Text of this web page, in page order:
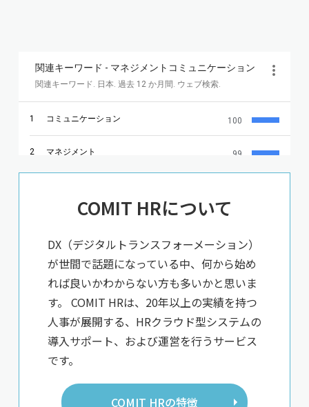
COMIT HRについて
DX（デジタルトランスフォーメーション）
が世間で話題になっている中、何から始め
れば良いかわからない方も多いかと思いま
す。 COMIT HRは、20年以上の実績を持つ
人事が展開する、HRクラウド型システムの
導入サポート、および運営を行うサービス
です。
COMIT HRの特徴